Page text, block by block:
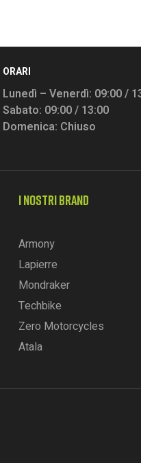
ORARI
Lunedì – Venerdì: 09:00 /
Sabato: 09:00 / 13:00
Domenica: Chiuso
I NOSTRI BRAND
Armony
Lapierre
Mondraker
Techbike
Zero Motorcycles
Atala